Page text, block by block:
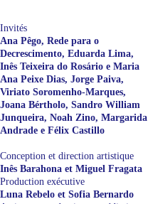
Invités
Ana Pêgo, Rede para o
Decrescimento, Eduarda Lima,
Inês Teixeira do Rosário e Maria
Ana Peixe Dias, Jorge Paiva,
Viriato Soromenho-Marques,
Joana Bértholo, Sandro William
Junqueira, Noah Zino, Margarida
Andrade e Félix Castillo
Conception et direction artistique
Inês Barahona et Miguel Fragata
Production exécutive
Luna Rebelo et Sofia Bernardo